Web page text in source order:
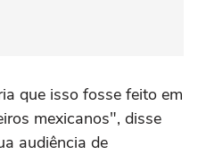
que isso fosse feito em
mexicanos", disse
audiência de